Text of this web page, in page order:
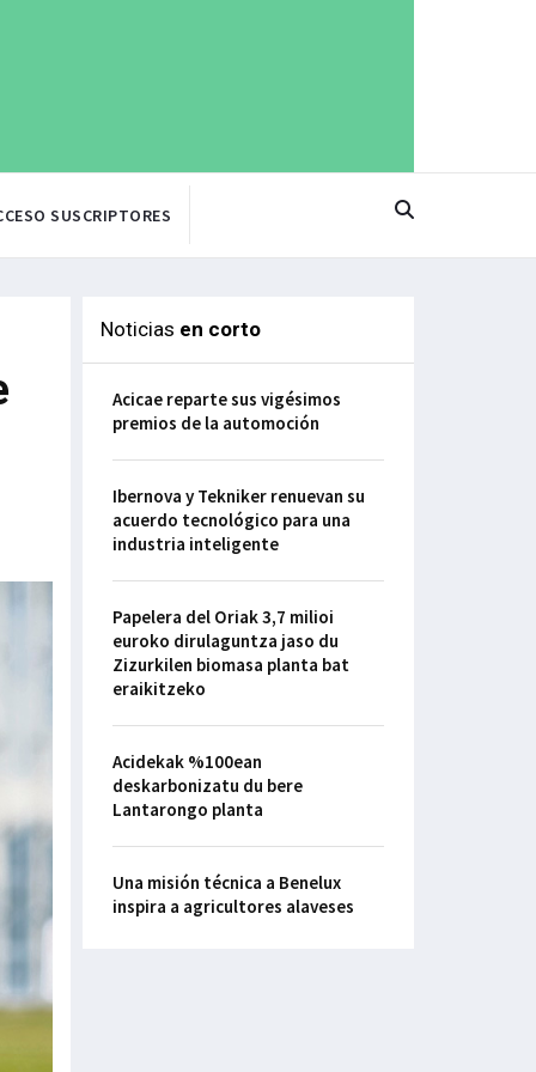
SUSCRIPTORES
Noticias en corto
Acicae reparte sus vigésimos
premios de la automoción
Ibernova y Tekniker renuevan su
acuerdo tecnológico para una
industria inteligente
Papelera del Oriak 3,7 milioi
euroko dirulaguntza jaso du
Zizurkilen biomasa planta bat
eraikitzeko
Acidekak %100ean
deskarbonizatu du bere
Lantarongo planta
Una misión técnica a Benelux
inspira a agricultores alaveses